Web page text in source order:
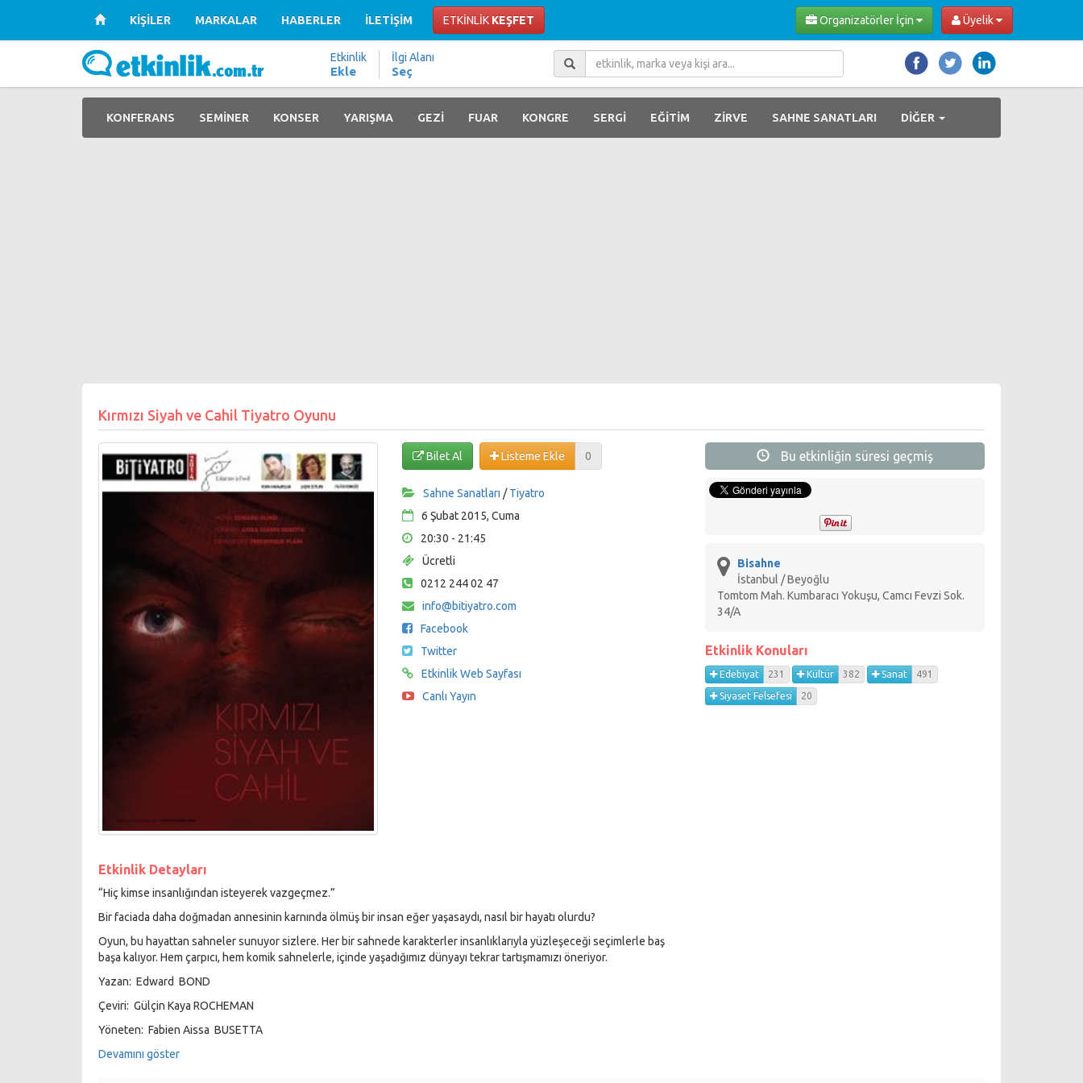
KİŞİLER MARKALAR HABERLER İLETİŞİM ETKİNLİK KEŞFET Üyelik
Organizatörler İçin
Etkinlik
Ekle
İlgi Alanı
Seç
KONFERANS SEMİNER KONSER YARIŞMA GEZİ FUAR KONGRE SERGİ EĞİTİM ZİRVE SAHNE SANATLARI DİĞER
Kırmızı Siyah ve Cahil Tiyatro Oyunu
Bilet Al Listeme Ekle 0
Sahne Sanatları /Tiyatro
6 Şubat 2015, Cuma
20:30 - 21:45
Ücretli
0212 244 02 47
info@bitiyatro.com
Facebook
Twitter
Etkinlik Web Sayfası
Canlı Yayın
Etkinlik Detayları
“Hiç kimse insanlığından isteyerek vazgeçmez.”
Bir faciada daha doğmadan annesinin karnında ölmüş bir insan eğer yaşasaydı, nasıl bir hayatı olurdu?
Oyun, bu hayattan sahneler sunuyor sizlere. Her bir sahnede karakterler insanlıklarıyla yüzleşeceği seçimlerle baş
başa kalıyor. Hem çarpıcı, hem komik sahnelerle, içinde yaşadığımız dünyayı tekrar tartışmamızı öneriyor.
Yazan: Edward BOND
Çeviri: Gülçin Kaya ROCHEMAN
Yöneten: Fabien Aissa BUSETTA
Dramaturg: Frédérique PLAIN
Devamını göster
Bu etkinliğin süresi geçmiş
Bisahne
İstanbul / Beyoğlu
Tomtom Mah. Kumbaracı Yokuşu, Camcı Fevzi Sok.
34/A
Etkinlik Konuları
Edebiyat 231 Kültür 382 Sanat 491
Siyaset Felsefesi 20